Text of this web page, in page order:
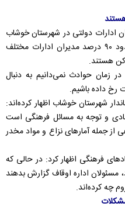
ادارات دولتی در شهرستان خوشاب
به گفته امام جمعه این شهرستان در حدود ۹۰ درصد مدیران ادارات مختلف
هستند.
زمان حوادث نمی‌دانیم به دنبال
رخ داده باشیم.
شهرستان خوشاب اظهار کرده‌اند:
و توجه به مسائل فرهنگی است
جمله آمارهای نزاع و مواد مخدر
فرهنگی اظهار کرد: در حالی که
اداره اوقاف گزارش بدهند
چه کرده‌اند.